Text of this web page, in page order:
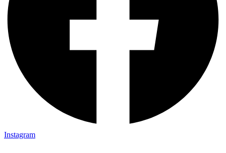
Instagram